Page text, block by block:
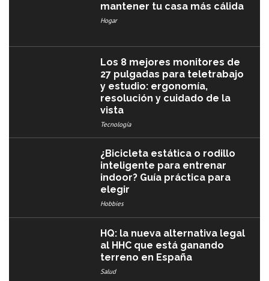
mantener tu casa más cálida
Hogar
Los 8 mejores monitores de
27 pulgadas para teletrabajo
y estudio: ergonomía,
resolución y cuidado de la
vista
Tecnología
¿Bicicleta estática o rodillo
inteligente para entrenar
indoor? Guía práctica para
elegir
Hobbies
HQ: la nueva alternativa legal
al HHC que está ganando
terreno en España
Salud